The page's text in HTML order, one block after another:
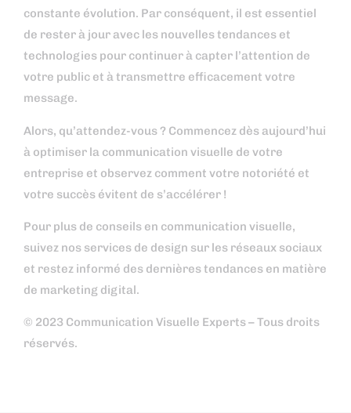
constante évolution. Par conséquent, il est essentiel
de rester à jour avec les nouvelles tendances et
technologies pour continuer à capter l’attention de
votre public et à transmettre efficacement votre
message.
Alors, qu’attendez-vous ? Commencez dès aujourd’hui
à optimiser la communication visuelle de votre
entreprise et observez comment votre notoriété et
votre succès évitent de s’accélérer !
Pour plus de conseils en communication visuelle,
suivez nos services de design sur les réseaux sociaux
et restez informé des dernières tendances en matière
de marketing digital.
© 2023 Communication Visuelle Experts – Tous droits
réservés.